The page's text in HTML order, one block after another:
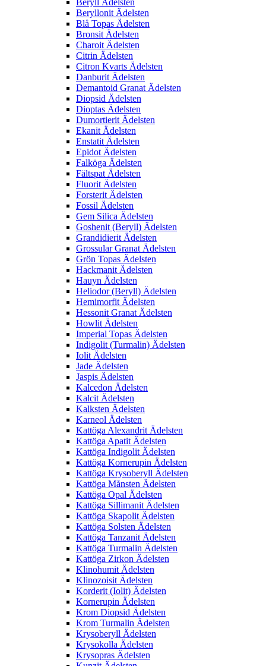
Beryll Ädelsten
Beryllonit Ädelsten
Blå Topas Ädelsten
Bronsit Ädelsten
Charoit Ädelsten
Citrin Ädelsten
Citron Kvarts Ädelsten
Danburit Ädelsten
Demantoid Granat Ädelsten
Diopsid Ädelsten
Dioptas Ädelsten
Dumortierit Ädelsten
Ekanit Ädelsten
Enstatit Ädelsten
Epidot Ädelsten
Falköga Ädelsten
Fältspat Ädelsten
Fluorit Ädelsten
Forsterit Ädelsten
Fossil Ädelsten
Gem Silica Ädelsten
Goshenit (Beryll) Ädelsten
Grandidierit Ädelsten
Grossular Granat Ädelsten
Grön Topas Ädelsten
Hackmanit Ädelsten
Hauyn Ädelsten
Heliodor (Beryll) Ädelsten
Hemimorfit Ädelsten
Hessonit Granat Ädelsten
Howlit Ädelsten
Imperial Topas Ädelsten
Indigolit (Turmalin) Ädelsten
Iolit Ädelsten
Jade Ädelsten
Jaspis Ädelsten
Kalcedon Ädelsten
Kalcit Ädelsten
Kalksten Ädelsten
Karneol Ädelsten
Kattöga Alexandrit Ädelsten
Kattöga Apatit Ädelsten
Kattöga Indigolit Ädelsten
Kattöga Kornerupin Ädelsten
Kattöga Krysoberyll Ädelsten
Kattöga Månsten Ädelsten
Kattöga Opal Ädelsten
Kattöga Sillimanit Ädelsten
Kattöga Skapolit Ädelsten
Kattöga Solsten Ädelsten
Kattöga Tanzanit Ädelsten
Kattöga Turmalin Ädelsten
Kattöga Zirkon Ädelsten
Klinohumit Ädelsten
Klinozoisit Ädelsten
Korderit (Iolit) Ädelsten
Kornerupin Ädelsten
Krom Diopsid Ädelsten
Krom Turmalin Ädelsten
Krysoberyll Ädelsten
Krysokolla Ädelsten
Krysopras Ädelsten